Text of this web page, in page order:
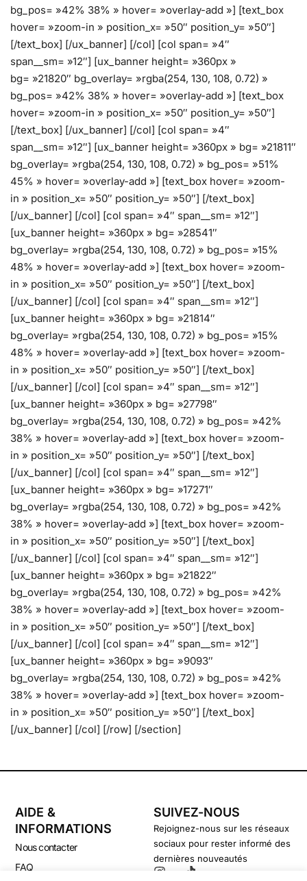
bg_pos= »42% 38% » hover= »overlay-add »] [text_box
hover= »zoom-in » position_x= »50″ position_y= »50″]
[/text_box] [/ux_banner] [/col] [col span= »4″
span__sm= »12″] [ux_banner height= »360px »
bg= »21820″ bg_overlay= »rgba(254, 130, 108, 0.72) »
bg_pos= »42% 38% » hover= »overlay-add »] [text_box
hover= »zoom-in » position_x= »50″ position_y= »50″]
[/text_box] [/ux_banner] [/col] [col span= »4″
span__sm= »12″] [ux_banner height= »360px » bg= »21811″
bg_overlay= »rgba(254, 130, 108, 0.72) » bg_pos= »51%
45% » hover= »overlay-add »] [text_box hover= »zoom-
in » position_x= »50″ position_y= »50″] [/text_box]
[/ux_banner] [/col] [col span= »4″ span__sm= »12″]
[ux_banner height= »360px » bg= »28541″
bg_overlay= »rgba(254, 130, 108, 0.72) » bg_pos= »15%
48% » hover= »overlay-add »] [text_box hover= »zoom-
in » position_x= »50″ position_y= »50″] [/text_box]
[/ux_banner] [/col] [col span= »4″ span__sm= »12″]
[ux_banner height= »360px » bg= »21814″
bg_overlay= »rgba(254, 130, 108, 0.72) » bg_pos= »15%
48% » hover= »overlay-add »] [text_box hover= »zoom-
in » position_x= »50″ position_y= »50″] [/text_box]
[/ux_banner] [/col] [col span= »4″ span__sm= »12″]
[ux_banner height= »360px » bg= »27798″
bg_overlay= »rgba(254, 130, 108, 0.72) » bg_pos= »42%
38% » hover= »overlay-add »] [text_box hover= »zoom-
in » position_x= »50″ position_y= »50″] [/text_box]
[/ux_banner] [/col] [col span= »4″ span__sm= »12″]
[ux_banner height= »360px » bg= »17271″
bg_overlay= »rgba(254, 130, 108, 0.72) » bg_pos= »42%
38% » hover= »overlay-add »] [text_box hover= »zoom-
in » position_x= »50″ position_y= »50″] [/text_box]
[/ux_banner] [/col] [col span= »4″ span__sm= »12″]
[ux_banner height= »360px » bg= »21822″
bg_overlay= »rgba(254, 130, 108, 0.72) » bg_pos= »42%
38% » hover= »overlay-add »] [text_box hover= »zoom-
in » position_x= »50″ position_y= »50″] [/text_box]
[/ux_banner] [/col] [col span= »4″ span__sm= »12″]
[ux_banner height= »360px » bg= »9093″
bg_overlay= »rgba(254, 130, 108, 0.72) » bg_pos= »42%
38% » hover= »overlay-add »] [text_box hover= »zoom-
in » position_x= »50″ position_y= »50″] [/text_box]
[/ux_banner] [/col] [/row] [/section]
AIDE &
INFORMATIONS
Nous contacter
FAQ
SUIVEZ-NOUS
Rejoignez-nous sur les réseaux
sociaux pour rester informé des
dernières nouveautés